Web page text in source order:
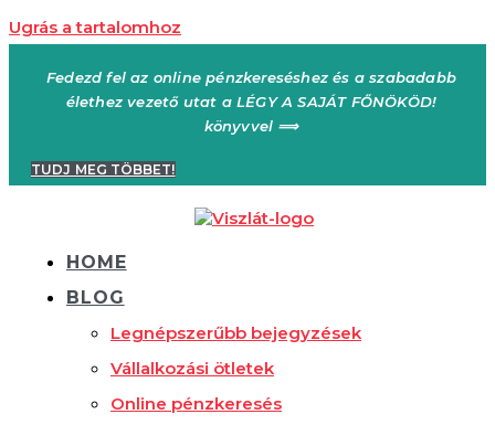
Ugrás a tartalomhoz
Fedezd fel az online pénzkereséshez és a szabadabb
élethez vezető utat a LÉGY A SAJÁT FŐNÖKÖD!
könyvvel ⟹
TUDJ MEG TÖBBET!
HOME
BLOG
Legnépszerűbb bejegyzések
Vállalkozási ötletek
Online pénzkeresés